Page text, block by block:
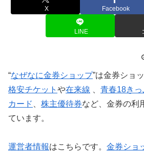
X Facebook
LINE
“なぜなに金券ショップ”は金券ショ
格安チケット や在来線 青春18きっ
カード
株主優待券など、金券の利
ています。
運営者情報はこちらです。 金券ショ